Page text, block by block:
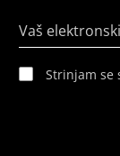
Vaš
Strinjam se